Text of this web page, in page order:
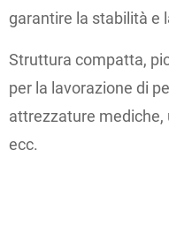
garantire la stabilità e
Struttura compatta,
per la lavorazione di
attrezzature mediche,
ecc.